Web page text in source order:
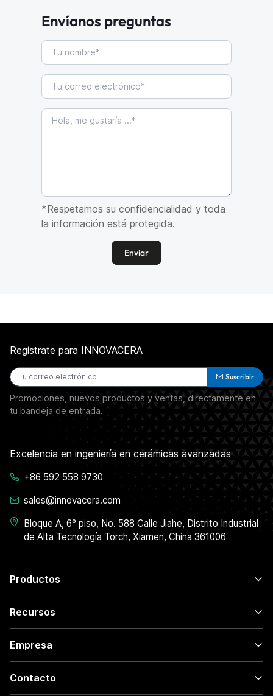
Envíanos preguntas
*Respetamos su confidencialidad y toda
la información está protegida.
Enviar
Productos
Recursos
Empresa
Contacto
Regístrate para INNOVACERA
Suscribir
Promociones, nuevos productos y ventas, directamente en
tu bandeja de entrada.
Excelencia en ingeniería en cerámicas avanzadas
+86 592 558 9730
sales@innovacera.com
Bloque A, 6º piso, No. 588 Calle Jiahe, Distrito Industrial
de Alta Tecnología Torch, Xiamen, China 361006